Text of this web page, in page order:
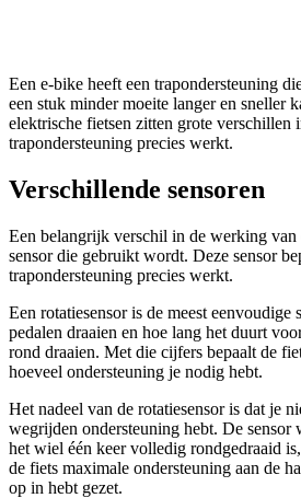
Een e-bike heeft een trapondersteuning
een stuk minder moeite langer en sneller
elektrische fietsen zitten grote verschillen
trapondersteuning precies werkt.
Verschillende sensoren
Een belangrijk verschil in de werking van
sensor die gebruikt wordt. Deze sensor
trapondersteuning precies werkt.
Een rotatiesensor is de meest eenvoudige
pedalen draaien en hoe lang het duurt
rond draaien. Met die cijfers bepaalt de
hoeveel ondersteuning je nodig hebt.
Het nadeel van de rotatiesensor is dat je
wegrijden ondersteuning hebt. De sensor
het wiel één keer volledig rondgedraaid
de fiets maximale ondersteuning aan de
op in hebt gezet.